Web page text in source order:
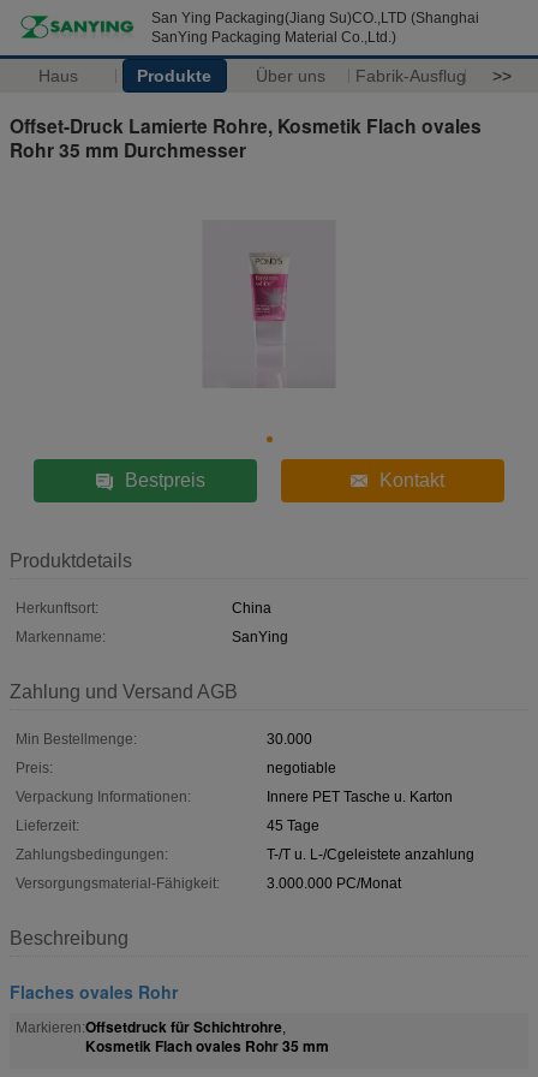
San Ying Packaging(Jiang Su)CO.,LTD (Shanghai
SanYing Packaging Material Co.,Ltd.)
Haus Produkte Über uns Fabrik-Ausflug >>
Offset-Druck Lamierte Rohre, Kosmetik Flach ovales
Rohr 35 mm Durchmesser
Bestpreis Kontakt
Produktdetails
Herkunftsort:
China
Markenname:
SanYing
Zahlung und Versand AGB
Min Bestellmenge:
30.000
Preis:
negotiable
Verpackung Informationen:
Innere PET Tasche u. Karton
Lieferzeit:
45 Tage
Zahlungsbedingungen:
T-/T u. L-/Cgeleistete anzahlung
Versorgungsmaterial-Fähigkeit:
3.000.000 PC/Monat
Beschreibung
Flaches ovales Rohr
Markieren:Offsetdruck für Schichtrohre,
Kosmetik Flach ovales Rohr 35 mm